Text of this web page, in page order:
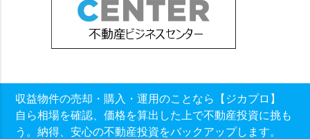
収益物件の売却・購入・運用のことなら【ジカプロ】
自ら相場を確認、価格を算出した上で不動産投資に挑も
う。納得、安心の不動産投資をバックアップします。